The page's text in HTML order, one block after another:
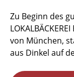
Zu Beginn des
von München,
aus Dinkel auf